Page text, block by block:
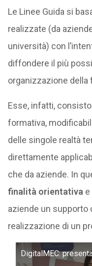
Le Linee Guida si
realizzate (da
università) con
diffondere il più
organizzazione della
Esse, infatti,
formativa,
delle singole realtà
direttamente
che da aziende. In
finalità orientativa
aziende un supporto
realizzazione di un
DigitalMEC: